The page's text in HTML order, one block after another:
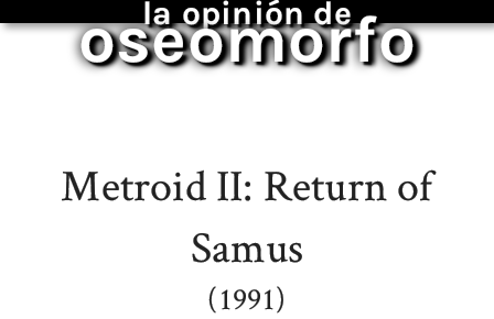
la opinión de
oseomorfo
Metroid II: Return of
Samus
(1991)